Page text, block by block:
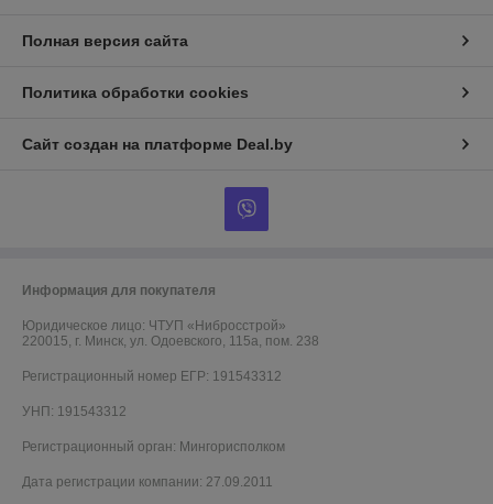
Полная версия сайта
Политика обработки cookies
Сайт создан на платформе Deal.by
Информация для покупателя
Юридическое лицо: ЧТУП «Нибросстрой»
220015, г. Минск, ул. Одоевского, 115а, пом. 238
Регистрационный номер ЕГР: 191543312
УНП: 191543312
Регистрационный орган: Мингорисполком
Дата регистрации компании: 27.09.2011